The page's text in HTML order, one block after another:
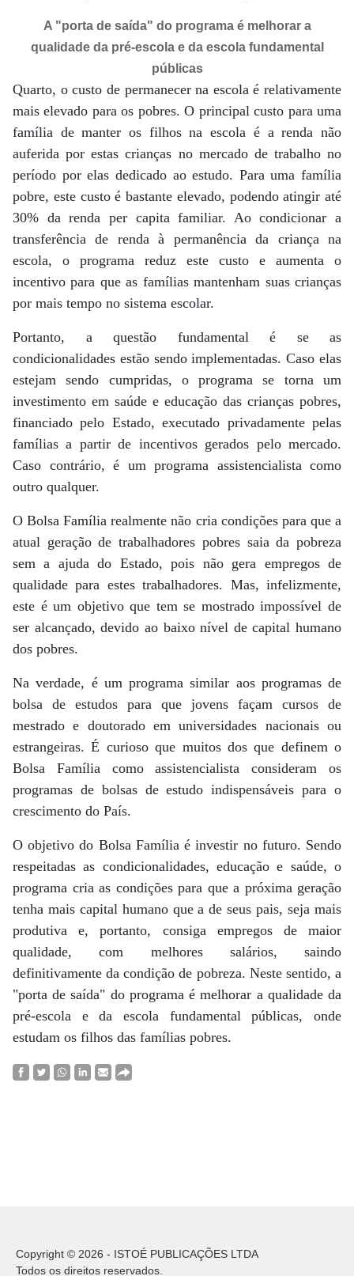
A "porta de saída" do programa é melhorar a
qualidade da pré-escola e da escola fundamental
públicas
Quarto, o custo de permanecer na escola é relativamente
mais elevado para os pobres. O principal custo para uma
família de manter os filhos na escola é a renda não
auferida por estas crianças no mercado de trabalho no
período por elas dedicado ao estudo. Para uma família
pobre, este custo é bastante elevado, podendo atingir até
30% da renda per capita familiar. Ao condicionar a
transferência de renda à permanência da criança na
escola, o programa reduz este custo e aumenta o
incentivo para que as famílias mantenham suas crianças
por mais tempo no sistema escolar.
Portanto, a questão fundamental é se as
condicionalidades estão sendo implementadas. Caso elas
estejam sendo cumpridas, o programa se torna um
investimento em saúde e educação das crianças pobres,
financiado pelo Estado, executado privadamente pelas
famílias a partir de incentivos gerados pelo mercado.
Caso contrário, é um programa assistencialista como
outro qualquer.
O Bolsa Família realmente não cria condições para que a
atual geração de trabalhadores pobres saia da pobreza
sem a ajuda do Estado, pois não gera empregos de
qualidade para estes trabalhadores. Mas, infelizmente,
este é um objetivo que tem se mostrado impossível de
ser alcançado, devido ao baixo nível de capital humano
dos pobres.
Na verdade, é um programa similar aos programas de
bolsa de estudos para que jovens façam cursos de
mestrado e doutorado em universidades nacionais ou
estrangeiras. É curioso que muitos dos que definem o
Bolsa Família como assistencialista consideram os
programas de bolsas de estudo indispensáveis para o
crescimento do País.
O objetivo do Bolsa Família é investir no futuro. Sendo
respeitadas as condicionalidades, educação e saúde, o
programa cria as condições para que a próxima geração
tenha mais capital humano que a de seus pais, seja mais
produtiva e, portanto, consiga empregos de maior
qualidade, com melhores salários, saindo
definitivamente da condição de pobreza. Neste sentido, a
"porta de saída" do programa é melhorar a qualidade da
pré-escola e da escola fundamental públicas, onde
estudam os filhos das famílias pobres.
Copyright © 2026 - ISTOÉ PUBLICAÇÕES LTDA
Todos os direitos reservados.